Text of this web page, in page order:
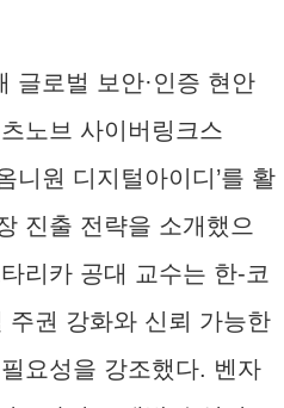
글로벌 보안·인증 현안
노브 사이버링크스
니원 디지털아이디’를 활
진출 전략을 소개했으
리카 공대 교수는 한-코
주권 강화와 신뢰 가능한
요성을 강조했다. 벤자